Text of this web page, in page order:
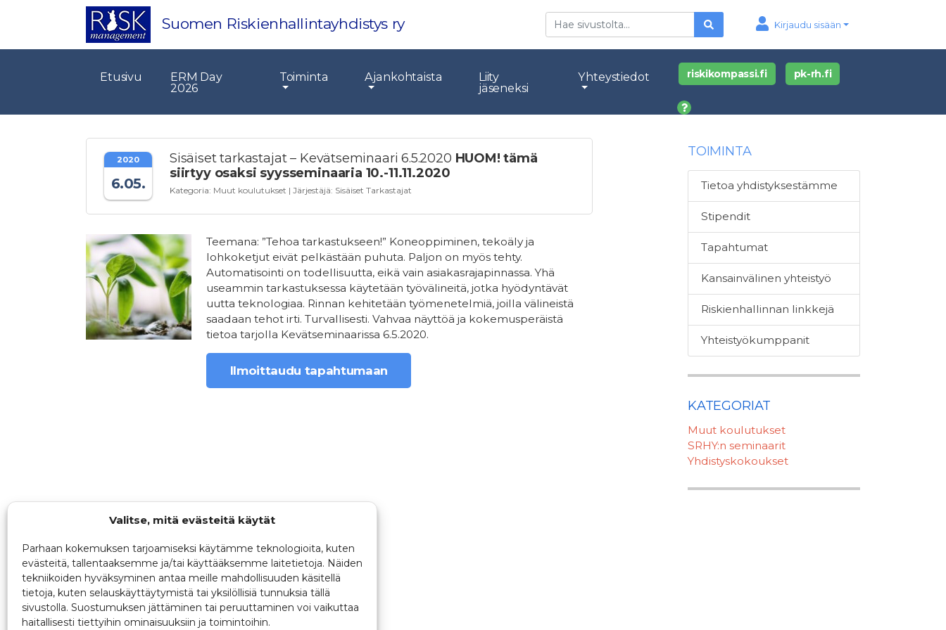
Valitse, mitä evästeitä käytät
Parhaan kokemuksen tarjoamiseksi käytämme teknologioita, kuten
evästeitä, tallentaaksemme ja/tai käyttääksemme laitetietoja. Näiden
tekniikoiden hyväksyminen antaa meille mahdollisuuden käsitellä
tietoja, kuten selauskäyttäytymistä tai yksilöllisiä tunnuksia tällä
sivustolla. Suostumuksen jättäminen tai peruuttaminen voi vaikuttaa
haitallisesti tiettyihin ominaisuuksiin ja toimintoihin.
Suomen Riskienhallintayhdistys ry Kirjaudu sisään
Etsi
Etusivu
ERM Day
2026
Toiminta Ajankohtaista
Liity
jäseneksi
Yhteystiedot riskikompassi.fi pk-rh.fi
2020
6.05.
Sisäiset tarkastajat – Kevätseminaari 6.5.2020 HUOM! tämä
siirtyy osaksi syysseminaaria 10.-11.11.2020
Kategoria: Muut koulutukset | Järjestäjä: Sisäiset Tarkastajat
Teemana: ”Tehoa tarkastukseen!” Koneoppiminen, tekoäly ja
lohkoketjut eivät pelkästään puhuta. Paljon on myös tehty.
Automatisointi on todellisuutta, eikä vain asiakasrajapinnassa. Yhä
useammin tarkastuksessa käytetään työvälineitä, jotka hyödyntävät
uutta teknologiaa. Rinnan kehitetään työmenetelmiä, joilla välineistä
saadaan tehot irti. Turvallisesti. Vahvaa näyttöä ja kokemusperäistä
tietoa tarjolla Kevätseminaarissa 6.5.2020.
Ilmoittaudu tapahtumaan
TOIMINTA
Tietoa yhdistyksestämme
Stipendit
Tapahtumat
Kansainvälinen yhteistyö
Riskienhallinnan linkkejä
Yhteistyökumppanit
KATEGORIAT
Muut koulutukset
SRHY:n seminaarit
Yhdistyskokoukset